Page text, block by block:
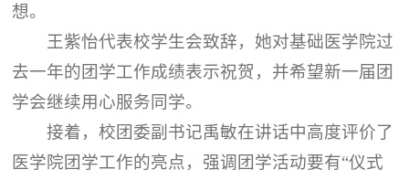
想。
王紫怡代表校学生会致辞，她对基础医学院过
去一年的团学工作成绩表示祝贺，并希望新一届团
学会继续用心服务同学。
接着，校团委副书记禹敏在讲话中高度评价了
医学院团学工作的亮点，强调团学活动要有“仪式